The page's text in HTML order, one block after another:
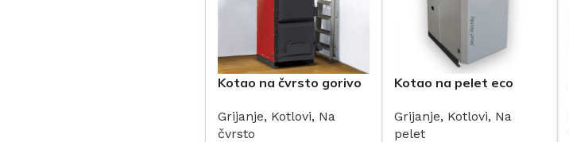
Kotao na čvrsto gorivo
kW
Grijanje, Kotlovi, Na
čvrsto
Kotao na pelet eco
Grijanje, Kotlovi, Na
pelet